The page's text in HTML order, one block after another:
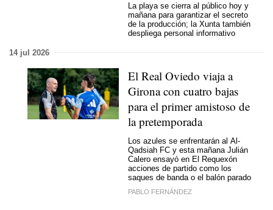
La playa se cierra al público hoy y
mañana para garantizar el secreto
de la producción; la Xunta también
despliega personal informativo
14 jul 2026
El Real Oviedo viaja a
Girona con cuatro bajas
para el primer amistoso de
la pretemporada
Los azules se enfrentarán al Al-
Qadsiah FC y esta mañana Julián
Calero ensayó en El Requexón
acciones de partido como los
saques de banda o el balón parado
PABLO FERNÁNDEZ